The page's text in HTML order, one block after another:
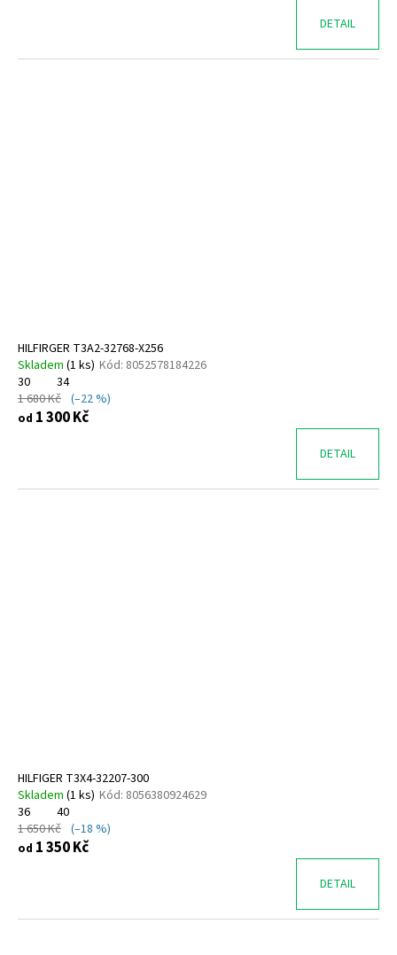
DETAIL
HILFIRGER T3A2-32768-X256
Skladem (1 ks) Kód: 8052578184226
30
34
1 680 Kč (–22 %)
od 1 300 Kč
DETAIL
HILFIGER T3X4-32207-300
Skladem (1 ks) Kód: 8056380924629
36
40
1 650 Kč (–18 %)
od 1 350 Kč
DETAIL